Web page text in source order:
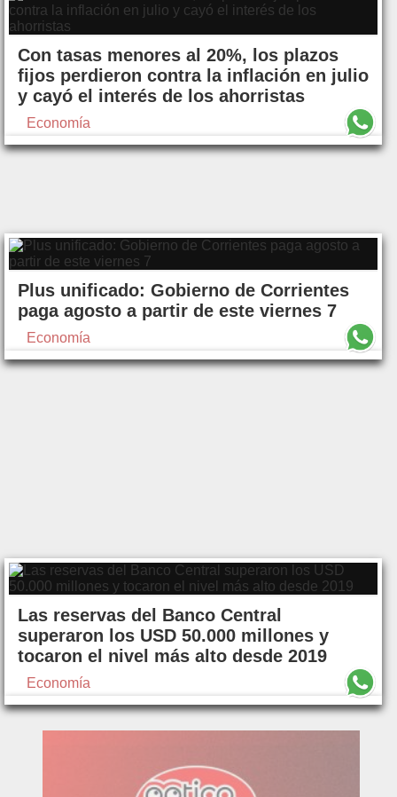
Con tasas menores al 20%, los plazos
fijos perdieron contra la inflación en julio
y cayó el interés de los ahorristas
Economía
Plus unificado: Gobierno de Corrientes
paga agosto a partir de este viernes 7
Economía
Las reservas del Banco Central
superaron los USD 50.000 millones y
tocaron el nivel más alto desde 2019
Economía